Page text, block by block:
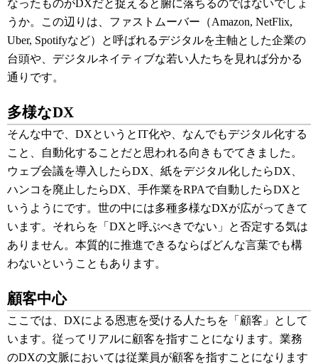
なったものがDXだと捉えると腑に落ちるのではないでしょ
うか。この辺りは、ファストムーバー（Amazon, NetFlix,
Uber, Spotifyなど）と呼ばれるデジタルを主軸とした企業の
台頭や、デジタルネイティブな若い人たちを見れば分かる
通りです。
多様なDX
そんな中で、DXというとIT化や、なんでもデジタル化する
こと、自動化することだと思われる向きもでてきました。
ウェブ会議を導入したらDX、紙をデジタル化したらDX、
ハンコを廃止したらDX、手作業をRPAで自動したらDXと
いうようにです。世の中には多種多様なDXが広がってきて
います。それらを「DXと呼ぶべきでない」と否定する気は
ありません。本質的に推進できるならばどんな言葉でも構
わないということもあります。
顧客中心
ここでは、DXによる恩恵を受ける人たちを「顧客」として
います。従ってリアルに顧客を指すことになります。業務
のDXの文脈においては従業員が顧客を指すことになります